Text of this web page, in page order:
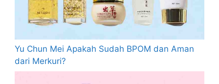
Yu Chun Mei Apakah Sudah BPOM dan Aman
dari Merkuri?